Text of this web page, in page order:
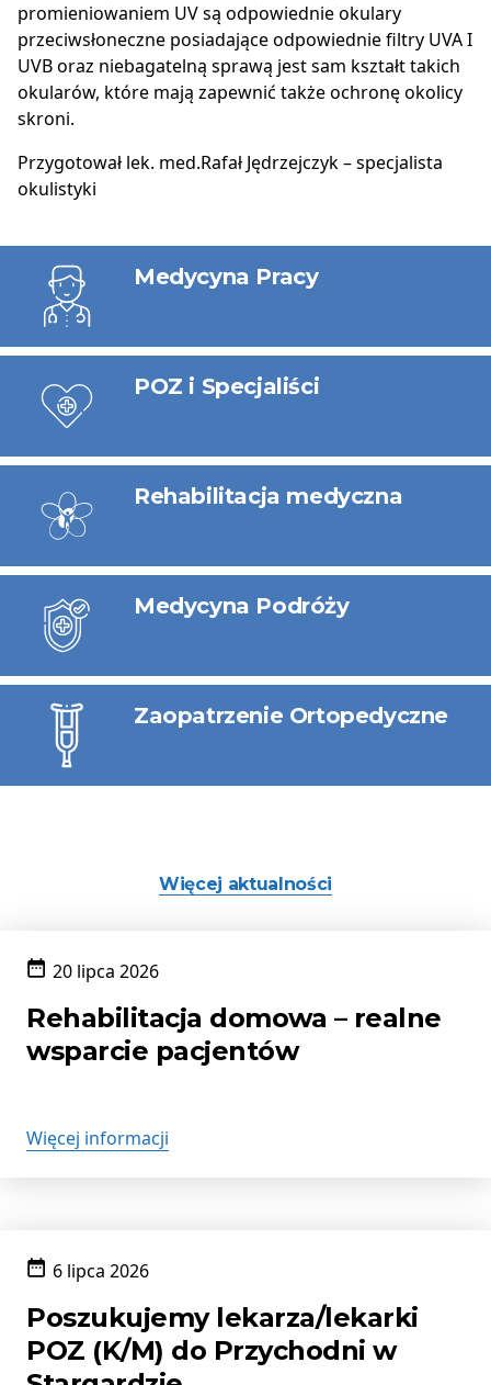
promieniowaniem UV są odpowiednie okulary
przeciwsłoneczne posiadające odpowiednie filtry UVA I
UVB oraz niebagatelną sprawą jest sam kształt takich
okularów, które mają zapewnić także ochronę okolicy
skroni.
Przygotował lek. med.Rafał Jędrzejczyk – specjalista
okulistyki
Usługi
Medycyna Pracy
POZ i Specjaliści
Rehabilitacja medyczna
Medycyna Podróży
Zaopatrzenie Ortopedyczne
Więcej aktualności
Data
publikacji:
20 lipca 2026
Rehabilitacja domowa – realne
wsparcie pacjentów
Więcej informacji
Data
publikacji:
6 lipca 2026
Poszukujemy lekarza/lekarki
POZ (K/M) do Przychodni w